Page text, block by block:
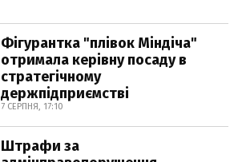
Фігурантка "плівок Міндіча"
отримала керівну посаду в
стратегічному
держпідприємстві
7 СЕРПНЯ, 17:10
Штрафи за